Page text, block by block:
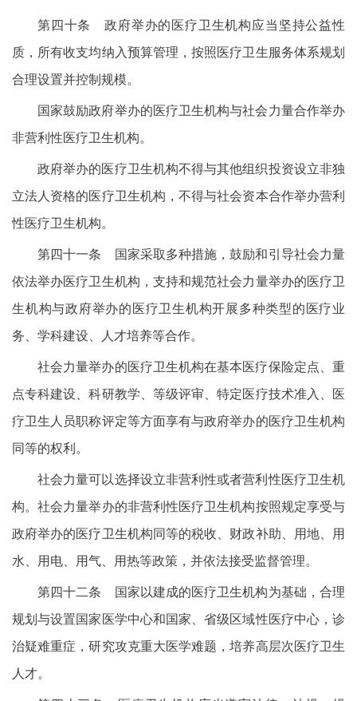
第四十条 政府举办的医疗卫生机构应当坚持公益性
质，所有收支均纳入预算管理，按照医疗卫生服务体系规划
合理设置并控制规模。
国家鼓励政府举办的医疗卫生机构与社会力量合作举办
非营利性医疗卫生机构。
政府举办的医疗卫生机构不得与其他组织投资设立非独
立法人资格的医疗卫生机构，不得与社会资本合作举办营利
性医疗卫生机构。
第四十一条 国家采取多种措施，鼓励和引导社会力量
依法举办医疗卫生机构，支持和规范社会力量举办的医疗卫
生机构与政府举办的医疗卫生机构开展多种类型的医疗业
务、学科建设、人才培养等合作。
社会力量举办的医疗卫生机构在基本医疗保险定点、重
点专科建设、科研教学、等级评审、特定医疗技术准入、医
疗卫生人员职称评定等方面享有与政府举办的医疗卫生机构
同等的权利。
社会力量可以选择设立非营利性或者营利性医疗卫生机
构。社会力量举办的非营利性医疗卫生机构按照规定享受与
政府举办的医疗卫生机构同等的税收、财政补助、用地、用
水、用电、用气、用热等政策，并依法接受监督管理。
第四十二条 国家以建成的医疗卫生机构为基础，合理
规划与设置国家医学中心和国家、省级区域性医疗中心，诊
治疑难重症，研究攻克重大医学难题，培养高层次医疗卫生
人才。